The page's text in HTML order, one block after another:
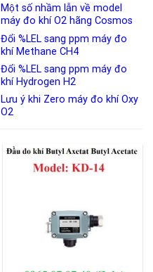
Một số nhầm lẫn về model
máy đo khí O2 hãng Cosmos
Đổi %LEL sang ppm máy đo
khí Methane CH4
Đổi %LEL sang ppm máy đo
khí Hydrogen H2
Lưu ý khi Zero máy đo khí Oxy
O2